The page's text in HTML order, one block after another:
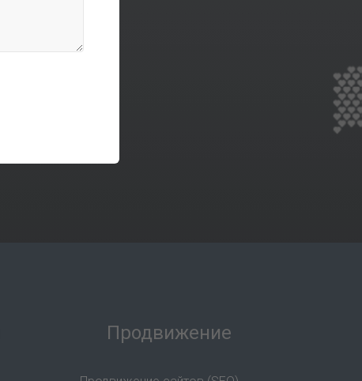
Продвижение